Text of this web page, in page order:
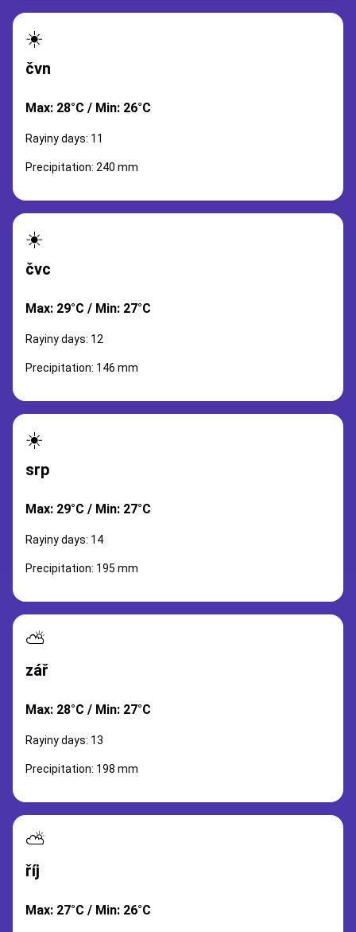
☀️
čvn
Max: 28°C / Min: 26°C
Rayiny days: 11
Precipitation: 240 mm
☀️
čvc
Max: 29°C / Min: 27°C
Rayiny days: 12
Precipitation: 146 mm
☀️
srp
Max: 29°C / Min: 27°C
Rayiny days: 14
Precipitation: 195 mm
⛅
zář
Max: 28°C / Min: 27°C
Rayiny days: 13
Precipitation: 198 mm
⛅
říj
Max: 27°C / Min: 26°C